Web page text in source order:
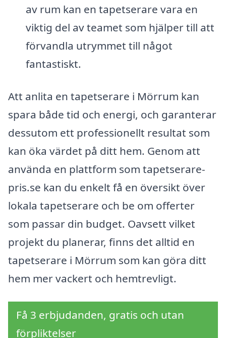
av rum kan en tapetserare vara en
viktig del av teamet som hjälper till att
förvandla utrymmet till något
fantastiskt.
Att anlita en tapetserare i Mörrum kan
spara både tid och energi, och garanterar
dessutom ett professionellt resultat som
kan öka värdet på ditt hem. Genom att
använda en plattform som tapetserare-
pris.se kan du enkelt få en översikt över
lokala tapetserare och be om offerter
som passar din budget. Oavsett vilket
projekt du planerar, finns det alltid en
tapetserare i Mörrum som kan göra ditt
hem mer vackert och hemtrevligt.
Få 3 erbjudanden, gratis och utan
förpliktelser